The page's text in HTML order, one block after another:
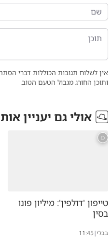
אין לשלוח תגובות הכוללות דברי
ותוכן החורג מגבול הטעם הטוב.
אולי גם יעניין
טייפון 'דולפין': מיליון פונו
בסין
בבלי|
11:45